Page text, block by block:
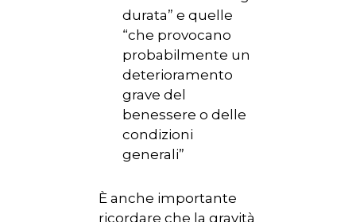
durata” e quelle
“che provocano
probabilmente un
deterioramento
grave del
benessere o delle
condizioni
generali”
È anche importante
ricordare che la gravità
HOME